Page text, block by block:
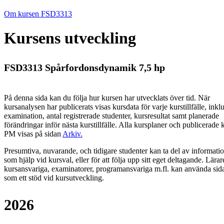
Om kursen FSD3313
Kursens utveckling
FSD3313 Spårfordonsdynamik 7,5 hp
På denna sida kan du följa hur kursen har utvecklats över tid. När
kursanalysen har publicerats visas kursdata för varje kurstillfälle,
examination, antal registrerade studenter, kursresultat samt planerade
förändringar inför nästa kurstillfälle. Alla kursplaner och publicerade
PM visas på sidan Arkiv.
Presumtiva, nuvarande, och tidigare studenter kan ta del av
som hjälp vid kursval, eller för att följa upp sitt eget deltagande.
kursansvariga, examinatorer, programansvariga m.fl. kan använda
som ett stöd vid kursutveckling.
2026